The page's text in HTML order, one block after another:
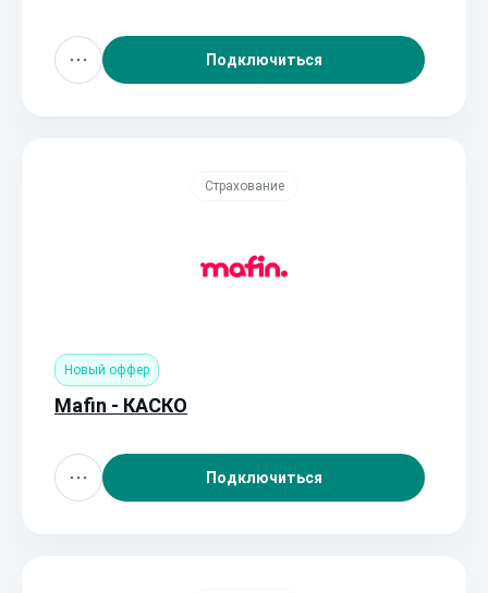
Подключиться
Страхование
Новый оффер
Mafin - КАСКО
Подключиться